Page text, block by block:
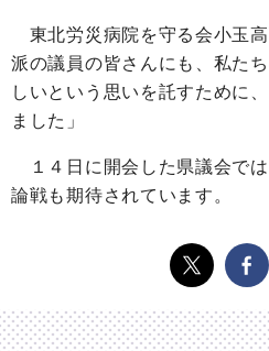
東北労災病院を守る会小玉
派の議員の皆さんにも、私た
しいという思いを託すために
ました」
１４日に開会した県議会で
論戦も期待されています。